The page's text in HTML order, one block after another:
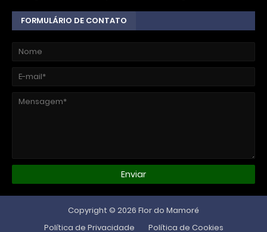
FORMULÁRIO DE CONTATO
Copyright © 2026 Flor do Mamoré
Política de Privacidade
Política de Cookies